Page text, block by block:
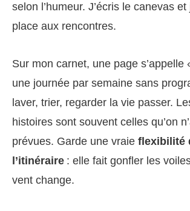
selon l’humeur. J’écris le canevas
place aux rencontres.
Sur mon carnet, une page s’appelle
une journée par semaine sans
laver, trier, regarder la vie passer.
histoires sont souvent celles qu’on
prévues. Garde une vraie flexibilité
l’itinéraire : elle fait gonfler les
vent change.